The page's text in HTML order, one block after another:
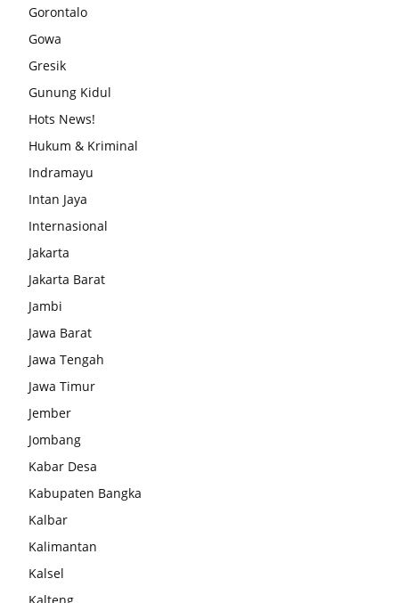
Gorontalo
Gowa
Gresik
Gunung Kidul
Hots News!
Hukum & Kriminal
Indramayu
Intan Jaya
Internasional
Jakarta
Jakarta Barat
Jambi
Jawa Barat
Jawa Tengah
Jawa Timur
Jember
Jombang
Kabar Desa
Kabupaten Bangka
Kalbar
Kalimantan
Kalsel